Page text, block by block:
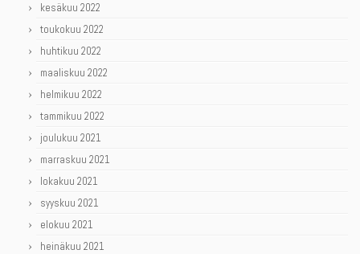
kesäkuu 2022
toukokuu 2022
huhtikuu 2022
maaliskuu 2022
helmikuu 2022
tammikuu 2022
joulukuu 2021
marraskuu 2021
lokakuu 2021
syyskuu 2021
elokuu 2021
heinäkuu 2021